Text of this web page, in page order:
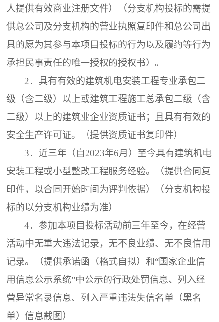
人提供有效商业注册文件）（分支机构投标的需提
供总公司及分支机构的营业执照复印件和总公司出
具的愿为其参与本项目投标的行为以及履约等行为
承担民事责任的唯一授权的授权书）。
2． 具有有效的建筑机电安装工程专业承包二
级（含二级）以上或建筑工程施工总承包二级（含
二级）以上的建筑业企业资质证书；且具有有效的
安全生产许可证。（提供资质证书复印件）
3． 近三年（自2023年6月）至今具有建筑机电
安装工程或小型整改工程服务经验。（提供合同复
印件，以合同开始时间为评判依据）（分支机构投
标的以分支机构业绩为准）
4． 参加本项目投标活动前三年至今，在经营
活动中无重大违法记录，无不良业绩、无不良信用
记录。（提供承诺函（格式自拟）和“国家企业信
用信息公示系统”中公示的行政处罚信息、列入经
营异常名录信息、列入严重违法失信名单（黑名
单）信息截图）